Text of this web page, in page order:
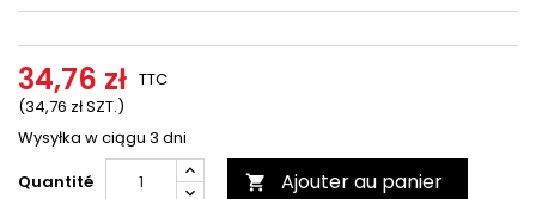
34,76 zł
(34,76 zł SZT.)
TTC
Wysyłka w ciągu 3 dni
Quantité
 Ajouter au panier